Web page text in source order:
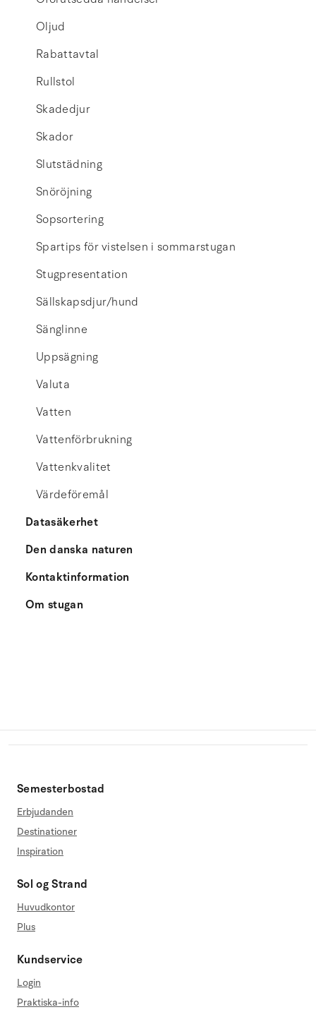
Oljud
Rabattavtal
Rullstol
Skadedjur
Skador
Slutstädning
Snöröjning
Sopsortering
Spartips för vistelsen i sommarstugan
Stugpresentation
Sällskapsdjur/hund
Sänglinne
Uppsägning
Valuta
Vatten
Vattenförbrukning
Vattenkvalitet
Värdeföremål
Datasäkerhet
Den danska naturen
Kontaktinformation
Om stugan
Semesterbostad
Erbjudanden
Destinationer
Inspiration
Sol og Strand
Huvudkontor
Plus
Kundservice
Login
Praktiska-info